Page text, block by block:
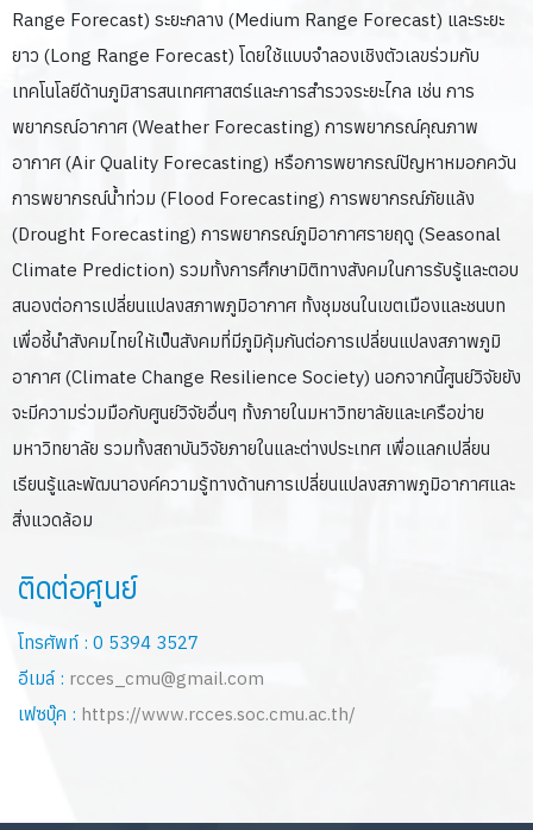
Range Forecast) ระยะกลาง (Medium Range Forecast) และระยะ
ยาว (Long Range Forecast) โดยใช้แบบจำลองเชิงตัวเลขร่วมกับ
เทคโนโลยีด้านภูมิสารสนเทศศาสตร์และการสำรวจระยะไกล เช่น การ
พยากรณ์อากาศ (Weather Forecasting) การพยากรณ์คุณภาพ
อากาศ (Air Quality Forecasting) หรือการพยากรณ์ปัญหาหมอกควัน
การพยากรณ์น้ำท่วม (Flood Forecasting) การพยากรณ์ภัยแล้ง
(Drought Forecasting) การพยากรณ์ภูมิอากาศรายฤดู (Seasonal
Climate Prediction) รวมทั้งการศึกษามิติทางสังคมในการรับรู้และตอบ
สนองต่อการเปลี่ยนแปลงสภาพภูมิอากาศ ทั้งชุมชนในเขตเมืองและชนบท
เพื่อชี้นำสังคมไทยให้เป็นสังคมที่มีภูมิคุ้มกันต่อการเปลี่ยนแปลงสภาพภูมิ
อากาศ (Climate Change Resilience Society) นอกจากนี้ศูนย์วิจัยยัง
จะมีความร่วมมือกับศูนย์วิจัยอื่นๆ ทั้งภายในมหาวิทยาลัยและเครือข่าย
มหาวิทยาลัย รวมทั้งสถาบันวิจัยภายในและต่างประเทศ เพื่อแลกเปลี่ยน
เรียนรู้และพัฒนาองค์ความรู้ทางด้านการเปลี่ยนแปลงสภาพภูมิอากาศและ
สิ่งแวดล้อม
ติดต่อศูนย์
โทรศัพท์ : 0 5394 3527
อีเมล์ : rcces_cmu@gmail.com
เฟซบุ๊ค : https://www.rcces.soc.cmu.ac.th/